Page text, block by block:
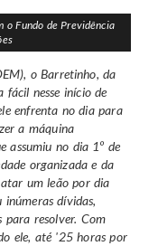
o Fundo de Previdência
o Barretinho, da
fácil nesse início de
enfrenta no dia para
a máquina
assumiu no dia 1º de
organizada e da
um leão por dia
dívidas,
para resolver. Com
ele, até '25 horas por